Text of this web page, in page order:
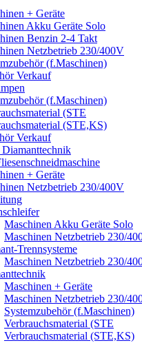
+ Geräte
Akku Geräte Solo
Benzin 2-4 Takt
Netzbetrieb 230/400V
(f.Maschinen)
Verkauf
(f.Maschinen)
(STE
(STE,KS)
Verkauf
Diamanttechnik
+ Geräte
Netzbetrieb 230/400V
Maschinen Akku Geräte Solo
Maschinen Netzbetrieb 230/
Trennsysteme
Maschinen Netzbetrieb 230/
Maschinen + Geräte
Maschinen Netzbetrieb 230/
Systemzubehör (f.Maschinen)
Verbrauchsmaterial (STE
Verbrauchsmaterial (STE,KS)